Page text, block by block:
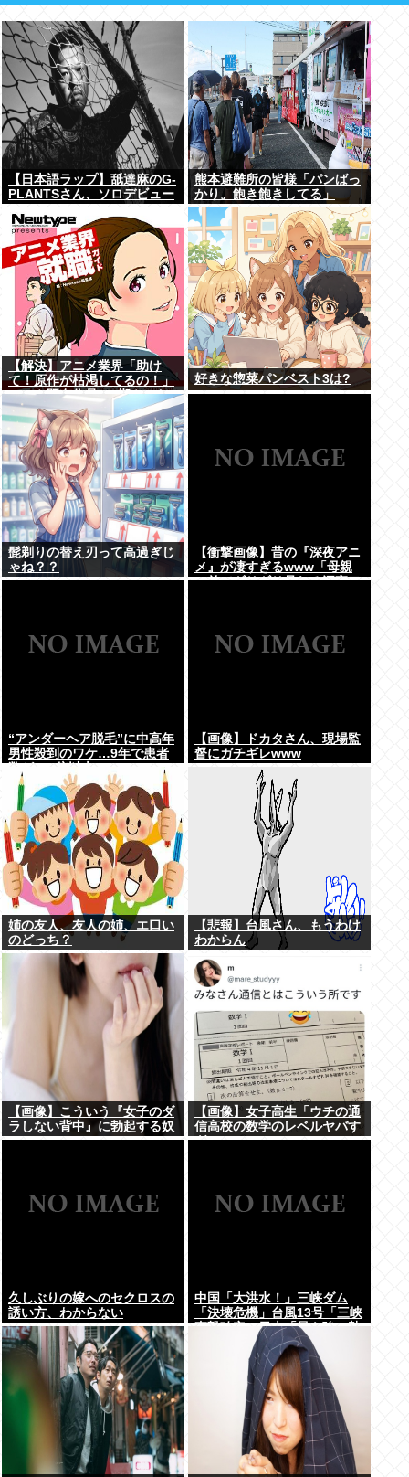
【日本語ラップ】舐達麻のG-
PLANTSさん、ソロデビュー
熊本避難所の皆様「パンばっ
かり。飽き飽きしてる」
【解決】アニメ業界「助け
て！原作が枯渇してるの！」
←いや既存作品の2期やった
ら良いよね？
好きな惣菜パンベスト3は?
髭剃りの替え刃って高過ぎじ
ゃね？？
【衝撃画像】昔の『深夜アニ
メ』が凄すぎるwww「母親
の前でギリギリ見れる深夜ア
“アンダーヘア脱毛”に中高年
男性殺到のワケ…9年で患者
数が200倍以上
【画像】ドカタさん、現場監
督にガチギレwww
姉の友人、友人の姉、エ口い
のどっち？
【悲報】台風さん、もうわけ
わからん
【画像】こういう『女子のダ
ラしない背中』に勃起する奴
www
【画像】女子高生「ウチの通
信高校の数学のレベルヤバす
ぎｗｗｗ」
久しぶりの嫁へのセクロスの
誘い方、わからない
中国「大洪水！」三峡ダム
「決壊危機」台風13号「三峡
直撃確定」日本「最も強い勢
力で接近！（伊勢湾台風級」
台風13号と15号「中国本土で
ぶつかり合う（前代未聞」→